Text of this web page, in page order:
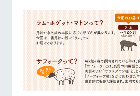
営業時
間・料金
交通アク
セス
よくいた
だく質問
団体のお
客様へ
レストラ
ン
牧場の生産品を
知り尽くした料
理人が腕を振
い、ビュッフェ
スタイルで提供
シ
／
物
丹精込め
た生産品
め、牧場
品を取り
生産品カタログ・資料DL
English (Google Translate)
ネットショップ
動物とふれあう アクティビティ/体験
牧場マップを見る 周遊バス